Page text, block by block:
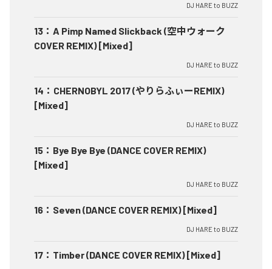
DJ HARE to BUZZ
13 ： A Pimp Named Slickback (空中ウォーク
COVER REMIX) [Mixed]
DJ HARE to BUZZ
14 ： CHERNOBYL 2017 (やりらふぃーREMIX)
[Mixed]
DJ HARE to BUZZ
15 ： Bye Bye Bye (DANCE COVER REMIX)
[Mixed]
DJ HARE to BUZZ
16 ： Seven (DANCE COVER REMIX) [Mixed]
DJ HARE to BUZZ
17 ： Timber (DANCE COVER REMIX) [Mixed]